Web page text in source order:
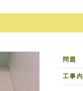
問題
工事